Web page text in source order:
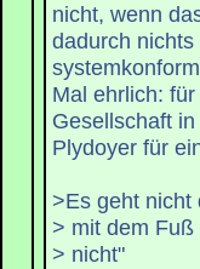
nicht, wenn
dadurch
Mal ehrlich:
Gesellschaft
Plydoyer für
>Es geht nicht
> mit dem
> nicht"